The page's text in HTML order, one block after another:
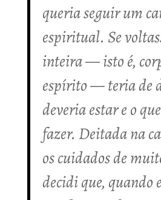
queria seguir um
espiritual. Se
inteira — isto é,
espírito — teria de
deveria estar e o
fazer. Deitada na
os cuidados de
decidi que, quando